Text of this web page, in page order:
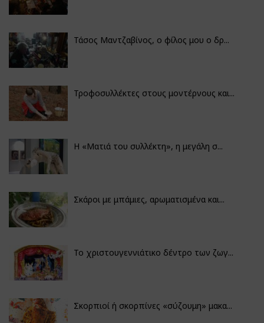
Τάσος Μαντζαβίνος, ο φίλος μου ο δρ...
Τροφοσυλλέκτες στους μοντέρνους και...
H «Ματιά του συλλέκτη», η μεγάλη σ...
Σκάροι με μπάμιες, αρωματισμένα και...
Το χριστουγεννιάτικο δέντρο των ζωγ...
Σκορπιοί ή σκορπίνες «σύζουμη» μακα...